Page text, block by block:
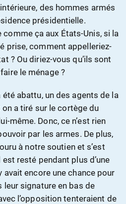
des hommes armés
présidentielle.
ça aux États-Unis, si la
prise, comment appelleriez-
? Ou diriez-vous qu’ils sont
le ménage ?
abattu, un des agents de la
a tiré sur le cortège du
même. Donc, ce n’est rien
par les armes. De plus,
à notre soutien et s’est
resté pendant plus d’une
avait encore une chance pour
leur signature en bas de
l’opposition tenteraient de